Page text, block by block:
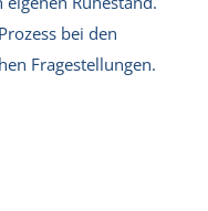
bei den
Fragestellungen.